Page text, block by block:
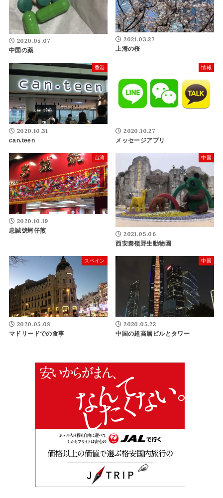
2020.05.07
中国の薬
2021.03.27
上海の桜
香港
2020.10.31
can.teen
情報
2020.10.27
メッセージアプリ
台湾
2020.10.19
忠誠號蚵仔煎
中国
2021.05.06
西安秦嶺野生動物園
スペイン
2020.05.08
マドリードでの食事
中国
2020.05.22
中国の超高層ビルとタワー